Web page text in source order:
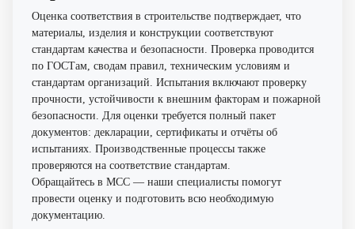
Оценка соответствия в строительстве подтверждает, что
материалы, изделия и конструкции соответствуют
стандартам качества и безопасности. Проверка проводится
по ГОСТам, сводам правил, техническим условиям и
стандартам организаций. Испытания включают проверку
прочности, устойчивости к внешним факторам и пожарной
безопасности. Для оценки требуется полный пакет
документов: декларации, сертификаты и отчёты об
испытаниях. Производственные процессы также
проверяются на соответствие стандартам.
Обращайтесь в МСС — наши специалисты помогут
провести оценку и подготовить всю необходимую
документацию.